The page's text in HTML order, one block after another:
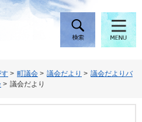
> 町議会 > 議会だより > 議会だよりバ
> 議会だより